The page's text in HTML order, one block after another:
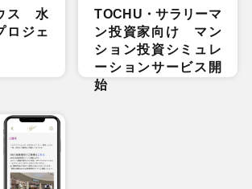
ス 水
ロジェ
TOCHU・サラリーマ
ン投資家向け マン
ション投資シミュレ
ーションサービス開
始